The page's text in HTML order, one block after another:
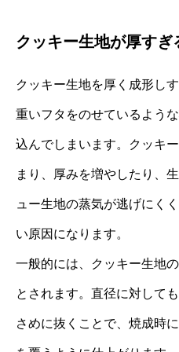
クッキー生地が厚すぎ
クッキー生地を厚く成形し
重いフタをのせているよう
込んでしまいます。クッキ
まり、厚みを増やしたり、
ュー生地の蒸気が逃げにく
い原因になります。
一般的には、クッキー生地
とされます。直径に対して
さめに抜くことで、焼成時